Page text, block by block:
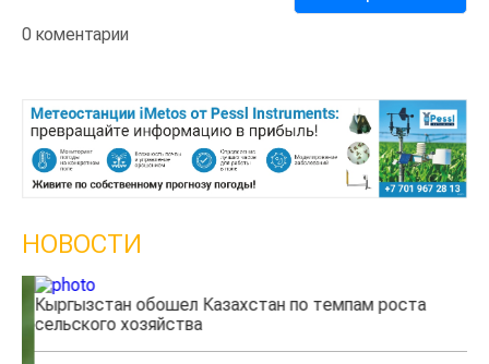
0 коментарии
НОВОСТИ
Кыргызстан обошел Казахстан по темпам роста
сельского хозяйства